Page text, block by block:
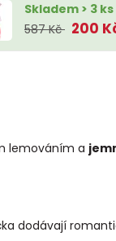
Skladem > 3 ks
587 Kč 200
lemováním a
dodávají